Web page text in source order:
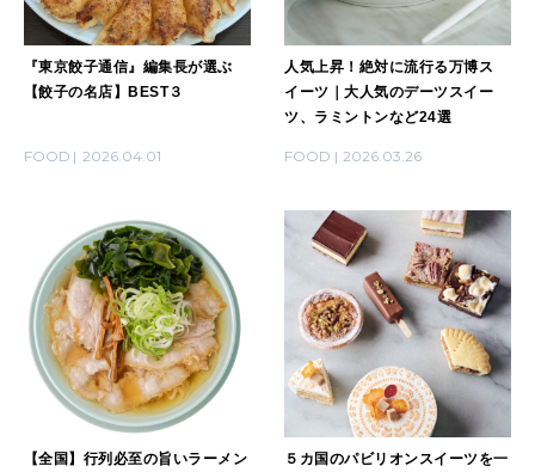
2026年4月号「未来をつくる、学びの教科書。」
2026年3月号「スイーツ予想図 2026」
2025年12月号「お酒の新常識。」
『東京餃子通信』編集長が選ぶ
【餃子の名店】BEST３
FOOD 2026.04.01
人気上昇！絶対に流行る万博ス
イーツ｜大人気のデーツスイー
ツ、ラミントンなど24選
FOOD 2026.03.26
【全国】行列必至の旨いラーメン
５カ国のパビリオンスイーツを一